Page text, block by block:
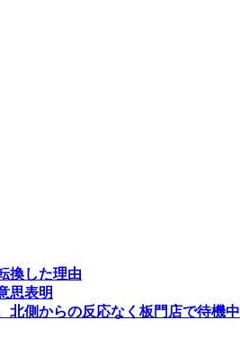
換した理由
思表明
北側からの反応なく板門店で待機中